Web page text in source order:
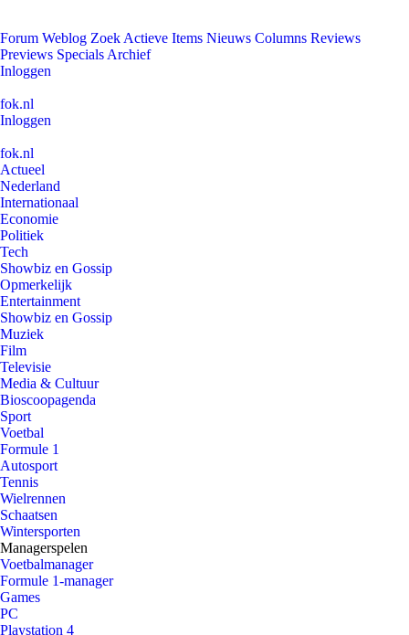
Forum Weblog Zoek Actieve Items Nieuws Columns Reviews
Previews Specials Archief
Inloggen
fok.nl
Inloggen
fok.nl
Actueel
Nederland
Internationaal
Economie
Politiek
Tech
Showbiz en Gossip
Opmerkelijk
Entertainment
Showbiz en Gossip
Muziek
Film
Televisie
Media & Cultuur
Bioscoopagenda
Sport
Voetbal
Formule 1
Autosport
Tennis
Wielrennen
Schaatsen
Wintersporten
Managerspelen
Voetbalmanager
Formule 1-manager
Games
PC
Playstation 4